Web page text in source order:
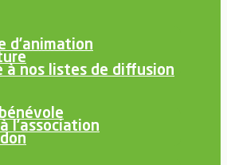
d’animation
à nos listes de diffusion
l’association